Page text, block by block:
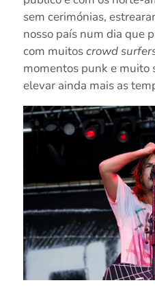
sem cerimónias,
nosso país num dia que
com muitoscrowd
momentos punk e muito
elevar ainda mais as